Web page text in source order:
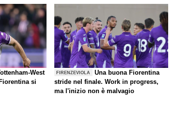
West
si
FIRENZEVIOLA
Una buona Fiorentina
stride nel finale. Work in progress,
ma l'inizio non è malvagio